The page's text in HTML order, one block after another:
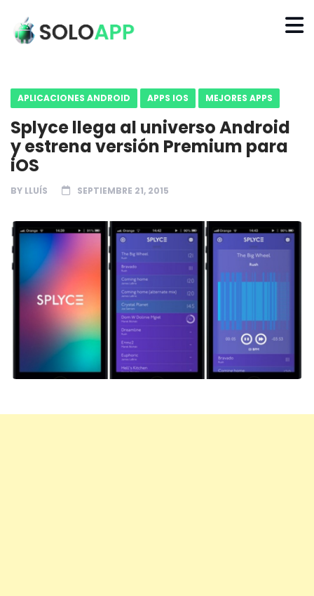
APLICACIONES ANDROID APPS IOS MEJORES APPS
Splyce llega al universo Android
y estrena versión Premium para
iOS
BY LLUÍS SEPTIEMBRE 21, 2015